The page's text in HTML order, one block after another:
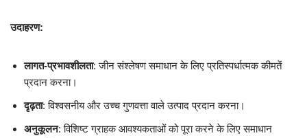
उदाहरण:
लागत-प्रभावशीलता: जीन संश्लेषण समाधान के लिए प्रतिस्पर्धात्मक कीमतें
प्रदान करना।
दृढ़ता: विश्वसनीय और उच्च गुणवत्ता वाले उत्पाद प्रदान करना।
अनुकूलन: विशिष्ट ग्राहक आवश्यकताओं को पूरा करने के लिए समाधान